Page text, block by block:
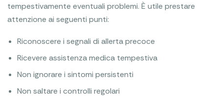
tempestivamente eventuali problemi. È utile prestare
attenzione ai seguenti punti:
Riconoscere i segnali di allerta precoce
Ricevere assistenza medica tempestiva
Non ignorare i sintomi persistenti
Non saltare i controlli regolari